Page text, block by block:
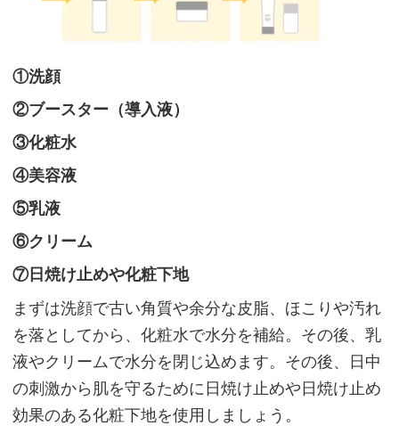
う
選
択
肢
も
「ビ
タ
リ
ッ
ド
ワ
ン」
①洗顔
②ブースター（導入液）
③化粧水
④美容液
⑤乳液
⑥クリーム
⑦日焼け止めや化粧下地
まずは洗顔で古い角質や余分な皮脂、ほこりや汚れ
を落としてから、化粧水で水分を補給。その後、乳
液やクリームで水分を閉じ込めます。その後、日中
の刺激から肌を守るために日焼け止めや日焼け止め
効果のある化粧下地を使用しましょう。